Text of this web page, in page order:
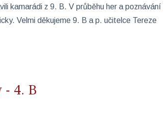
kamarádi z 9. B. V průběhu her a poznávání
Velmi děkujeme 9. B a p. učitelce Tereze
- 4. B